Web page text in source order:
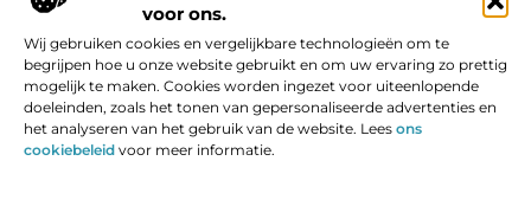
voor ons.
Wij gebruiken cookies en vergelijkbare technologieën om te
begrijpen hoe u onze website gebruikt en om uw ervaring zo prettig
mogelijk te maken. Cookies worden ingezet voor uiteenlopende
doeleinden, zoals het tonen van gepersonaliseerde advertenties en
het analyseren van het gebruik van de website. Lees ons
cookiebeleid voor meer informatie.
Media en Beroemde mensen
Vind Ons Hier :